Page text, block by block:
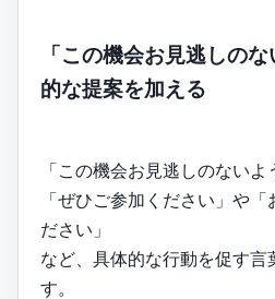
「この機会お見逃しの
的な提案を加える
「この機会お見逃しのないよ
「ぜひご参加ください」や
ださい」
など、具体的な行動を促す言
す。